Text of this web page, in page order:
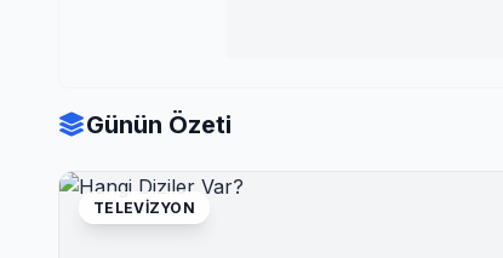
Günün Özeti
TELEVIZYON